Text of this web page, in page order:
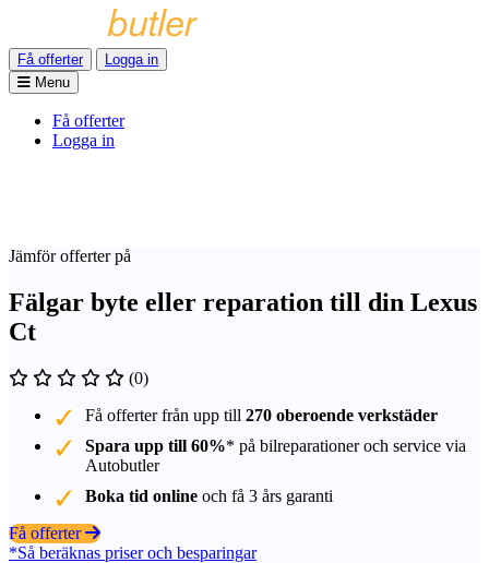
Få offerter
Logga in
Menu
Få offerter
Logga in
Jämför offerter på
Fälgar byte eller reparation till din Lexus
Ct
(0)
Få offerter från upp till 270 oberoende verkstäder
Spara upp till 60%* på bilreparationer och service via
Autobutler
Boka tid online och få 3 års garanti
Få offerter
*Så beräknas priser och besparingar